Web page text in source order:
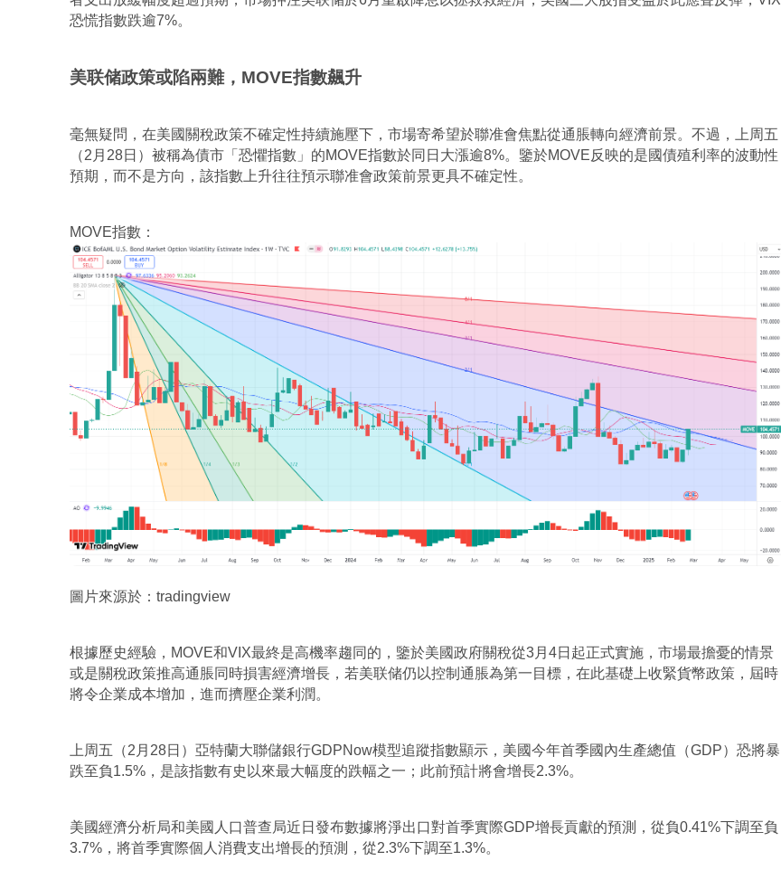
恐慌指數跌逾7%。
美联储政策或陷兩難，MOVE指數飆升
毫無疑問，在美國關稅政策不確定性持續施壓下，市場寄希望於聯准會焦點從通脹轉向經濟前景。不過，上周五
（2月28日）被稱為債市「‌恐懼指數」的MOVE指數於同日大漲逾8%。鑒於MOVE反映的是國債殖利率的波動性
預期，而不是方向，該指數上升往往預示聯准會政策前景更具不確定性。
MOVE指數：
圖片來源於：tradingview
根據歷史經驗，MOVE和VIX最終是高機率趨同的，鑒於美國政府關稅從3月4日起正式實施，市場最擔憂的情景
或是關稅政策推高通脹同時損害經濟增長，若美联储仍以控制通脹為第一目標，在此基礎上收緊貨幣政策，屆時
將令企業成本增加，進而擠壓企業利潤。
上周五（2月28日）亞特蘭大聯儲銀行GDPNow模型追蹤指數顯示，美國今年首季國內生產總值（GDP）恐將暴
跌至負1.5%，是該指數有史以來最大幅度的跌幅之一；此前預計將會增長2.3%。
美國經濟分析局和美國人口普查局近日發布數據將淨出口對首季實際GDP增長貢獻的預測，從負0.41%下調至負
3.7%，將首季實際個人消費支出增長的預測，從2.3%下調至1.3%。